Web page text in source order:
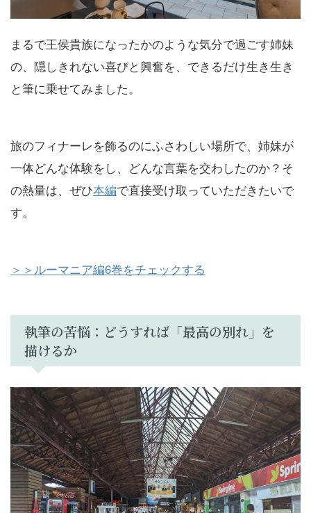
まるで王侯貴族になったかのような気分で過ごす姉妹
の、隠しきれない喜びと興奮を、できるだけ生き生き
と筆に乗せてみました。
旅のフィナーレを飾るのにふさわしい場所で、姉妹が
一体どんな体験をし、どんな言葉を交わしたのか？そ
の熱量は、ぜひ本編で直接受け取っていただきたいで
す。
＞＞ルーマニア編6巻をチェックする
執筆の苦悩：どうすれば「最高の別れ」を
描けるか